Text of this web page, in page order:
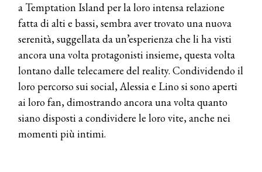
a Temptation Island per la loro intensa relazione
fatta di alti e bassi, sembra aver trovato una nuova
serenità, suggellata da un’esperienza che li ha visti
ancora una volta protagonisti insieme, questa volta
lontano dalle telecamere del reality. Condividendo il
loro percorso sui social, Alessia e Lino si sono aperti
ai loro fan, dimostrando ancora una volta quanto
siano disposti a condividere le loro vite, anche nei
momenti più intimi.
TONI&GUY
A Natale regala una doppia
TONI&GUY “Feel Good Experience”!
LABEL.M lancia la sua innovativa ed
eco-sostenibile linea di prodotti
professionali
DAVINES
Davines presenta cofanetti beauty
preziosi per un regalo adatto ad